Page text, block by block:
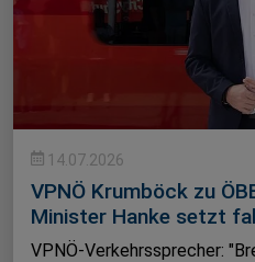
14.07.2026
VPNÖ Krumböck zu
Minister Hanke setzt
VPNÖ-Verkehrssprecher: